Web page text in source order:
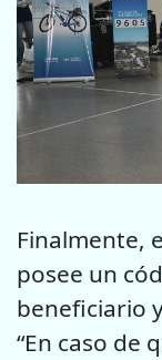
Finalmente,
posee un
beneficiario
“En caso de